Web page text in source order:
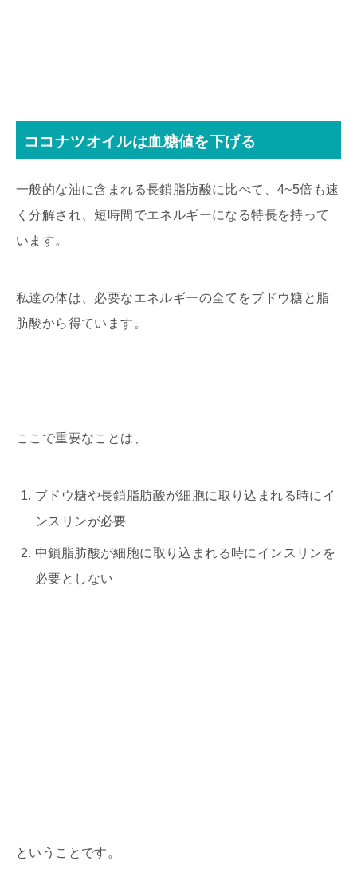
ココナツオイルは血糖値を下げる
一般的な油に含まれる長鎖脂肪酸に比べて、4~5倍も速
く分解され、短時間でエネルギーになる特長を持って
います。
私達の体は、必要なエネルギーの全てをブドウ糖と脂
肪酸から得ています。
ここで重要なことは、
ブドウ糖や長鎖脂肪酸が細胞に取り込まれる時にイ
ンスリンが必要
中鎖脂肪酸が細胞に取り込まれる時にインスリンを
必要としない
ということです。